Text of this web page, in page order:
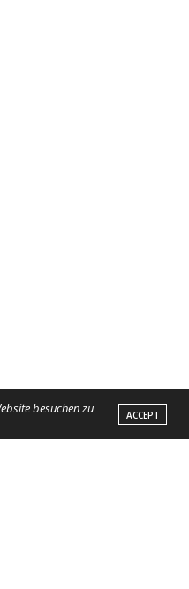
besuchen zu ACCEPT